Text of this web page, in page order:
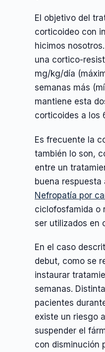
El objetivo del
corticoideo con
hicimos
una cortico-
mg/kg/día
semanas más
mantiene esta
corticoides a los
Es frecuente la
también lo son,
entre un
buena
Nefropatía por
ciclofosfamida o
ser utilizados en
En el caso
debut, como se
instaurar
semanas.
pacientes
existe un riesgo
suspender el
con disminución